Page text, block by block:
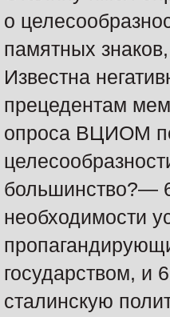
о
памятных
Известна
прецедентам
опроса ВЦИОМ
большинство?—
необходимости
государством, и
сталинскую